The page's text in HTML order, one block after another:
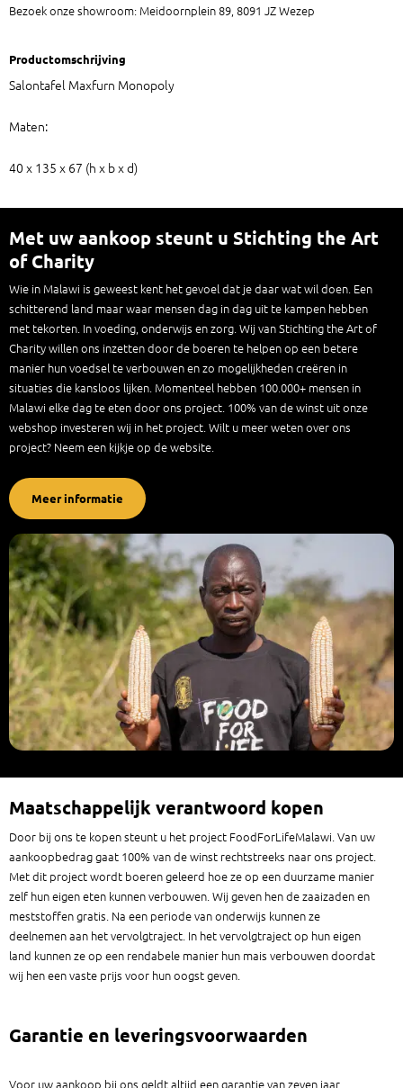
Bezoek onze showroom: Meidoornplein 89, 8091 JZ Wezep
Productomschrijving
Salontafel Maxfurn Monopoly
Maten:
40 x 135 x 67 (h x b x d)
Met uw aankoop steunt u Stichting the Art
of Charity
Wie in Malawi is geweest kent het gevoel dat je daar wat wil doen. Een
schitterend land maar waar mensen dag in dag uit te kampen hebben
met tekorten. In voeding, onderwijs en zorg. Wij van Stichting the Art of
Charity willen ons inzetten door de boeren te helpen op een betere
manier hun voedsel te verbouwen en zo mogelijkheden creëren in
situaties die kansloos lijken. Momenteel hebben 100.000+ mensen in
Malawi elke dag te eten door ons project. 100% van de winst uit onze
webshop investeren wij in het project. Wilt u meer weten over ons
project? Neem een kijkje op de website.
Meer informatie
Maatschappelijk verantwoord kopen
Door bij ons te kopen steunt u het project FoodForLifeMalawi. Van uw
aankoopbedrag gaat 100% van de winst rechtstreeks naar ons project.
Met dit project wordt boeren geleerd hoe ze op een duurzame manier
zelf hun eigen eten kunnen verbouwen. Wij geven hen de zaaizaden en
meststoffen gratis. Na een periode van onderwijs kunnen ze
deelnemen aan het vervolgtraject. In het vervolgtraject op hun eigen
land kunnen ze op een rendabele manier hun mais verbouwen doordat
wij hen een vaste prijs voor hun oogst geven.
Garantie en leveringsvoorwaarden
Voor uw aankoop bij ons geldt altijd een garantie van zeven jaar.